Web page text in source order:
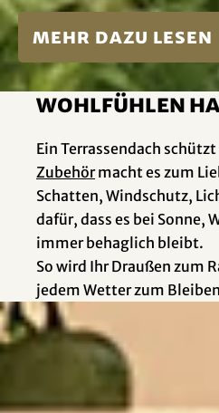
mehr dazu lesen
Wohlfühlen
Ein Terrassendach
Zubehörmacht es zum
Schatten, Windschutz,
dafür, dass es bei Sonne,
immer behaglich bleibt.
So wird Ihr Draußen zum
jedem Wetter zum